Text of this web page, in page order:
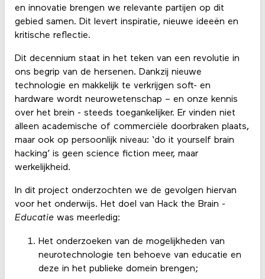
en innovatie brengen we relevante partijen op dit
gebied samen. Dit levert inspiratie, nieuwe ideeën en
kritische reflectie.
Dit decennium staat in het teken van een revolutie in
ons begrip van de hersenen. Dankzij nieuwe
technologie en makkelijk te verkrijgen soft- en
hardware wordt neurowetenschap – en onze kennis
over het brein - steeds toegankelijker. Er vinden niet
alleen academische of commerciële doorbraken plaats,
maar ook op persoonlijk niveau: ‘do it yourself brain
hacking’ is geen science fiction meer, maar
werkelijkheid.
In dit project onderzochten we de gevolgen hiervan
voor het onderwijs. Het doel van Hack the Brain -
Educatiewas meerledig:
Het onderzoeken van de mogelijkheden van
neurotechnologie ten behoeve van educatie en
deze in het publieke domein brengen;